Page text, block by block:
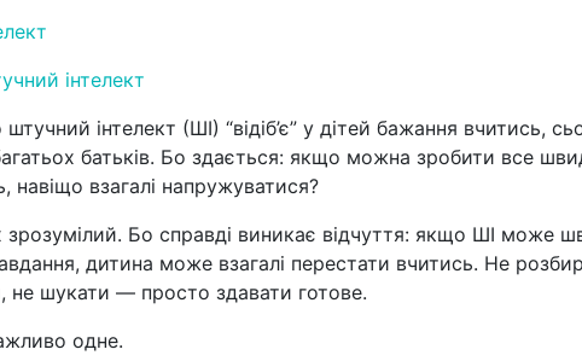
інтелект
інтелект (ШІ) “відіб’є” у дітей бажання вчитись,
батьків. Бо здається: якщо можна зробити все
навіщо взагалі напружуватися?
зрозумілий. Бо справді виникає відчуття: якщо ШІ може
дитина може взагалі перестати вчитись. Не
не шукати — просто здавати готове.
одне.